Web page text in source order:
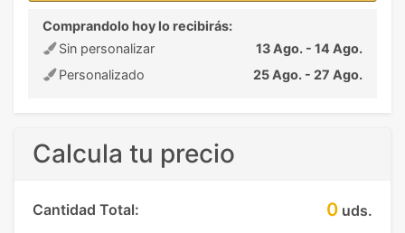
Comprandolo hoy lo recibirás:
Sin personalizar
13 Ago. - 14 Ago.
Personalizado
25 Ago. - 27 Ago.
Calcula tu precio
Cantidad Total: 0 uds.